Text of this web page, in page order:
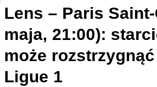
Lens – Paris Saint-Germain (13
maja, 21:00):
może
Ligue 1